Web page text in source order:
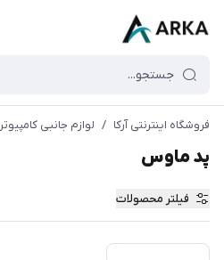
فروشگاه اینترنتی آرکا / لوازم جانبی کامپیوتر
پد ماوس
فیلتر محصولات